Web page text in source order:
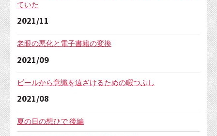
ていた
2021/11
老眼の悪化と電子書籍の変換
2021/09
ビールから意識を遠ざけるための暇つぶし
2021/08
夏の日の想ひで 後編